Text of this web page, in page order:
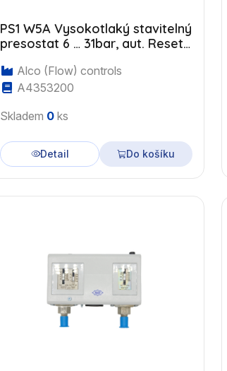
PS1 W5A Vysokotlaký stavitelný
presostat 6 … 31bar, aut. Reset,
Alco (Flow) controls
A4353200
Skladem 0 ks
Detail Do košíku